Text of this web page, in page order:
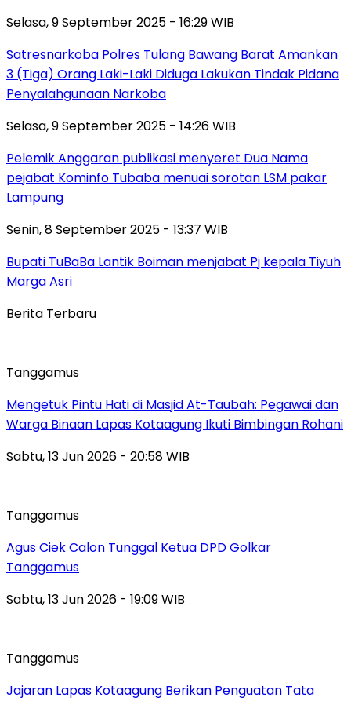
Selasa, 9 September 2025 - 16:29 WIB
Satresnarkoba Polres Tulang Bawang Barat Amankan
3 (Tiga) Orang Laki-Laki Diduga Lakukan Tindak Pidana
Penyalahgunaan Narkoba
Selasa, 9 September 2025 - 14:26 WIB
Pelemik Anggaran publikasi menyeret Dua Nama
pejabat Kominfo Tubaba menuai sorotan LSM pakar
Lampung
Senin, 8 September 2025 - 13:37 WIB
Bupati TuBaBa Lantik Boiman menjabat Pj kepala Tiyuh
Marga Asri
Berita Terbaru
Tanggamus
Mengetuk Pintu Hati di Masjid At-Taubah: Pegawai dan
Warga Binaan Lapas Kotaagung Ikuti Bimbingan Rohani
Sabtu, 13 Jun 2026 - 20:58 WIB
Tanggamus
Agus Ciek Calon Tunggal Ketua DPD Golkar
Tanggamus
Sabtu, 13 Jun 2026 - 19:09 WIB
Tanggamus
Jajaran Lapas Kotaagung Berikan Penguatan Tata